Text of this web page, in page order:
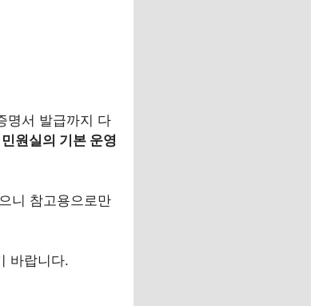
명서 발급까지 다
원실의 기본 운영
니 참고용으로만
바랍니다.